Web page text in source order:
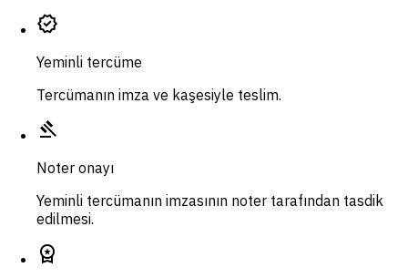
verified
Yeminli tercüme
Tercümanın imza ve kaşesiyle teslim.
gavel
Noter onayı
Yeminli tercümanın imzasının noter tarafından tasdik
edilmesi.
workspace_premium